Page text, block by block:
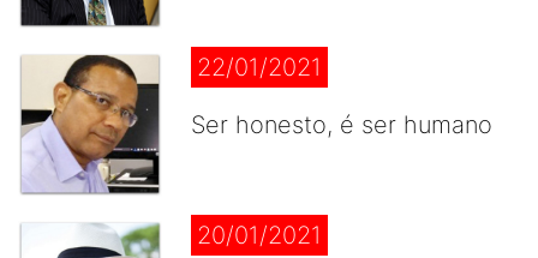
22/01/2021
Ser honesto, é ser humano
20/01/2021